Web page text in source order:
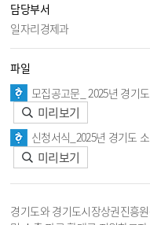
담당부서
일자리경제과
파일
모집공고문_ 2025년 경기
미리보기
신청서식_2025년 경기도
미리보기
경기도와 경기도시장상권진흥